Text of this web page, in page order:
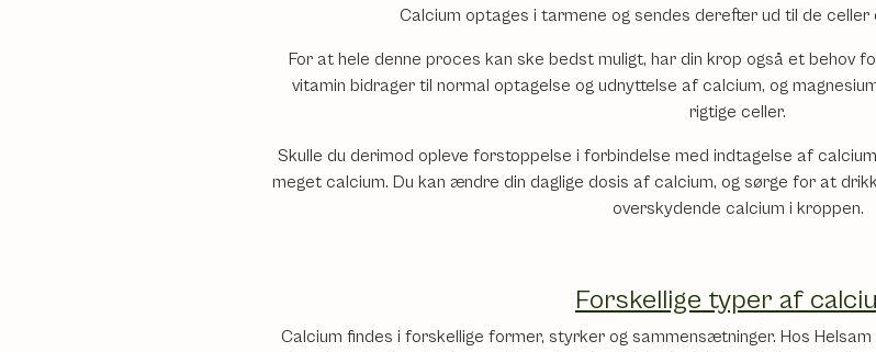
Calcium optages i tarmene og sendes derefter ud til de
For at hele denne proces kan ske bedst muligt, har din krop også et behov
vitamin bidrager til normal optagelse og udnyttelse af calcium, og
rigtige celler.
Skulle du derimod opleve forstoppelse i forbindelse med indtagelse af
meget calcium. Du kan ændre din daglige dosis af calcium, og sørge for at
overskydende calcium i kroppen.
Forskellige typer af
Calcium findes i forskellige former, styrker og sammensætninger. Hos